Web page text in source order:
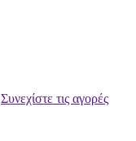
Συνεχίστε τις αγορές